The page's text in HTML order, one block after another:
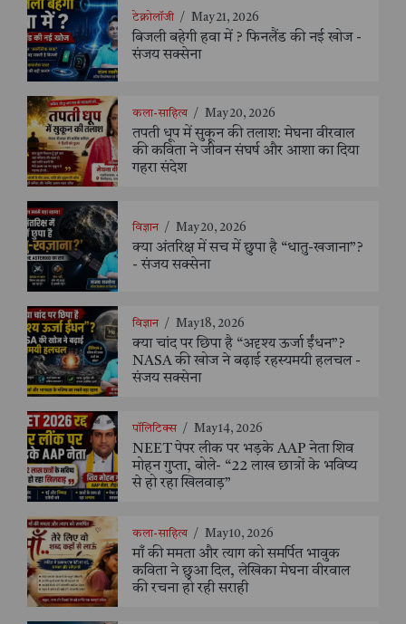
टेक्नोलॉजी / May 21, 2026
बिजली बहेगी हवा में ? फिनलैंड की नई खोज -
संजय सक्सेना
कला-साहित्य / May 20, 2026
तपती धूप में सुकून की तलाश: मेघना वीरवाल
की कविता ने जीवन संघर्ष और आशा का दिया
गहरा संदेश
विज्ञान / May 20, 2026
क्या अंतरिक्ष में सच में छुपा है “धातु-खजाना”?
- संजय सक्सेना
विज्ञान / May 18, 2026
क्या चांद पर छिपा है “अदृश्य ऊर्जा ईंधन”?
NASA की खोज ने बढ़ाई रहस्यमयी हलचल -
संजय सक्सेना
पॉलिटिक्स / May 14, 2026
NEET पेपर लीक पर भड़के AAP नेता शिव
मोहन गुप्ता, बोले- “22 लाख छात्रों के भविष्य
से हो रहा खिलवाड़”
कला-साहित्य / May 10, 2026
माँ की ममता और त्याग को समर्पित भावुक
कविता ने छुआ दिल, लेखिका मेघना वीरवाल
की रचना हो रही सराही